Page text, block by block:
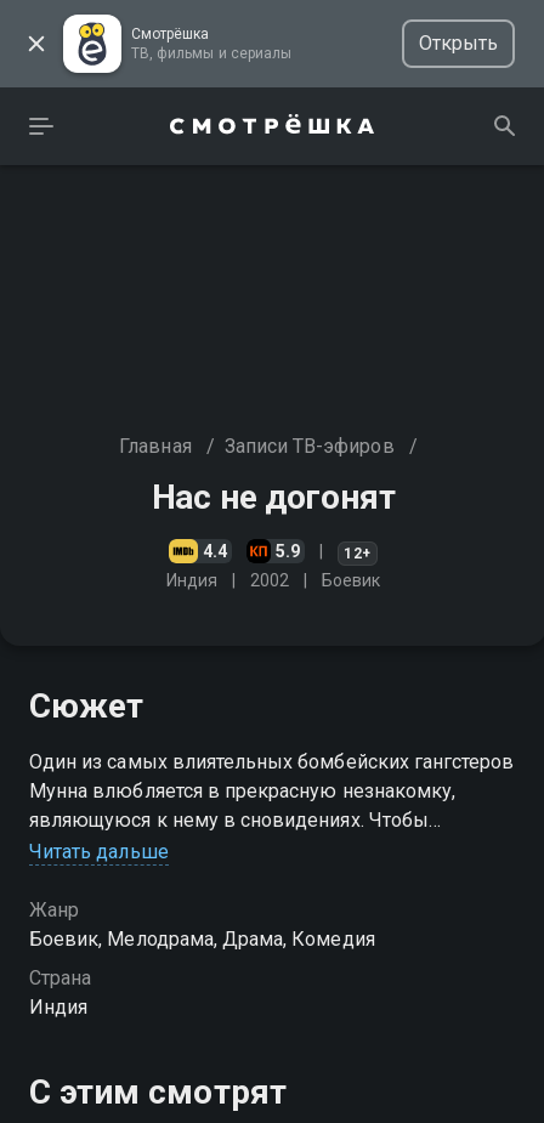
Смотрёшка
ТВ, фильмы и сериалы
Открыть
Главная / Записи ТВ-эфиров /
Нас не догонят
4.4 5.9 12+
Индия 2002 Боевик
Сюжет
Один из самых влиятельных бомбейских гангстеров
Мунна влюбляется в прекрасную незнакомку,
являющуюся к нему в сновидениях. Чтобы
избавиться от наваждения, Мунна обращается к
девушку…
Читать дальше
Жанр
Боевик, Мелодрама, Драма, Комедия
Страна
Индия
С этим смотрят